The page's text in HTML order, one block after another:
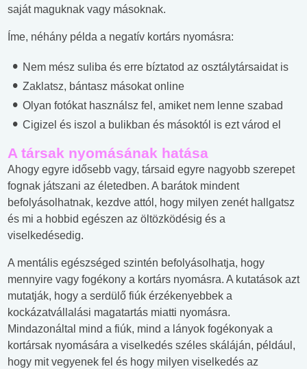
saját maguknak vagy másoknak.
Íme, néhány példa a negatív kortárs nyomásra:
Nem mész suliba és erre bíztatod az osztálytársaidat is
Zaklatsz, bántasz másokat online
Olyan fotókat használsz fel, amiket nem lenne szabad
Cigizel és iszol a bulikban és másoktól is ezt várod el
A társak nyomásának hatása
Ahogy egyre idősebb vagy, társaid egyre nagyobb szerepet
fognak játszani az életedben. A barátok mindent
befolyásolhatnak, kezdve attól, hogy milyen zenét hallgatsz
és mi a hobbid egészen az öltözködésig és a
viselkedésedig.
A mentális egészséged szintén befolyásolhatja, hogy
mennyire vagy fogékony a kortárs nyomásra. A kutatások azt
mutatják, hogy a serdülő fiúk érzékenyebbek a
kockázatvállalási magatartás miatti nyomásra.
Mindazonáltal mind a fiúk, mind a lányok fogékonyak a
kortársak nyomására a viselkedés széles skáláján, például,
hogy mit vegyenek fel és hogy milyen viselkedés az